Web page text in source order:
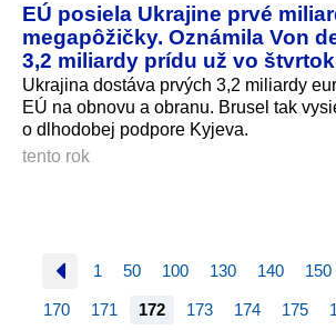
EÚ posiela Ukrajine prvé
megapôžičky. Oznámila Von
3,2 miliardy prídu už vo štvrtok
Ukrajina dostáva prvých 3,2 miliardy
EÚ na obnovu a obranu. Brusel tak
o dlhodobej podpore Kyjeva.
tento rok
1 50 100 130 140 150
170 171 172 173 174 175